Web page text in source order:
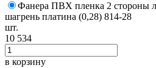
Фанера ПВХ пленка 2 стороны
шагрень платина (0,28) 814-28
шт.
10 534
в корзину